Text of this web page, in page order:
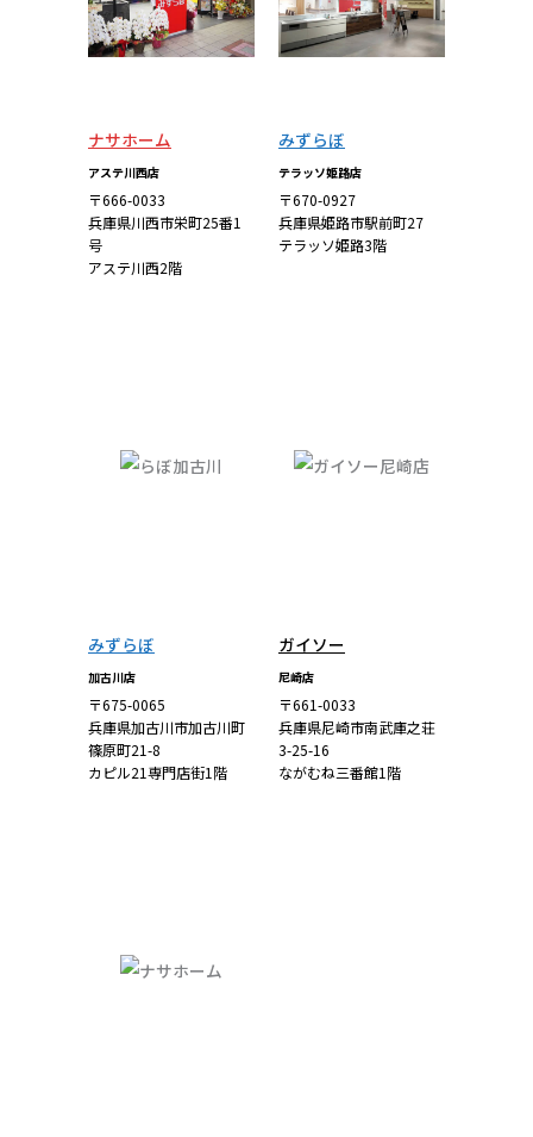
ナサホーム
アステ川西店
〒666-0033
兵庫県川西市栄町25番1
号
アステ川西2階
みずらぼ
テラッソ姫路店
〒670-0927
兵庫県姫路市駅前町27
テラッソ姫路3階
みずらぼ
加古川店
〒675-0065
兵庫県加古川市加古川町
篠原町21-8
カピル21専門店街1階
ガイソー
尼崎店
〒661-0033
兵庫県尼崎市南武庫之荘
3-25-16
ながむね三番館1階